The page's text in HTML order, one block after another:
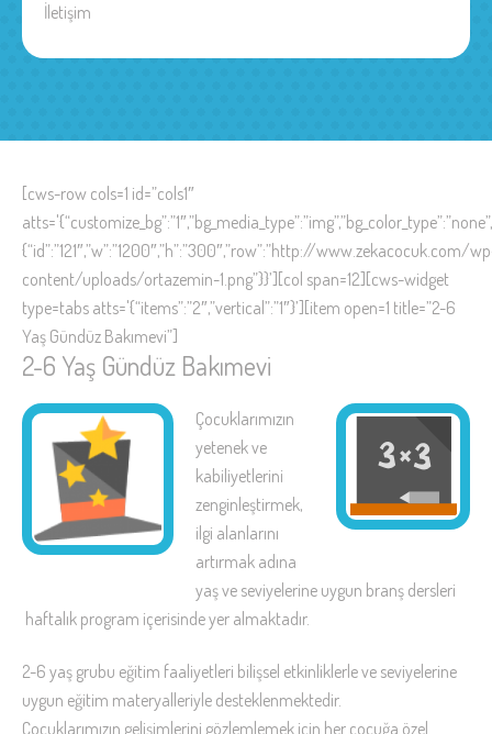
İletişim
[cws-row cols=1 id=”cols1″
{“id”:”121″,”w”:”1200″,”h”:”300″,”row”:”http://www.zekacocuk.com/
content/uploads/ortazemin-1.png”}}’][col span=12][cws-widget
type=tabs atts='{“items”:”2″,”vertical”:”1″}’][item open=1 title=”2-6
Yaş Gündüz Bakımevi”]
2-6 Yaş Gündüz Bakımevi
Çocuklarımızın
yetenek ve
kabiliyetlerini
zenginleştirmek,
ilgi alanlarını
artırmak adına
yaş ve seviyelerine uygun branş dersleri
haftalık program içerisinde yer almaktadır.
2-6 yaş grubu eğitim faaliyetleri bilişsel etkinliklerle ve seviyelerine
uygun eğitim materyalleriyle desteklenmektedir.
Çocuklarımızın gelişimlerini gözlemlemek için her çocuğa özel